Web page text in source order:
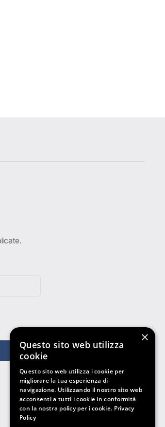
×
Questo sito web utilizza
cookie
Questo sito web utilizza i cookie per
migliorare la tua esperienza di
navigazione. Utilizzando il nostro sito web
acconsenti a tutti i cookie in conformità
con la nostra policy per i cookie. Privacy
Policy